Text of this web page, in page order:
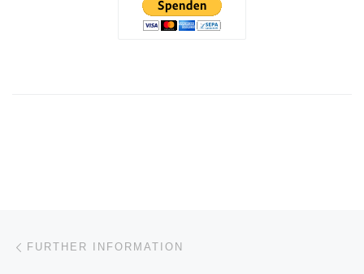
Post navigation
FURTHER INFORMATION